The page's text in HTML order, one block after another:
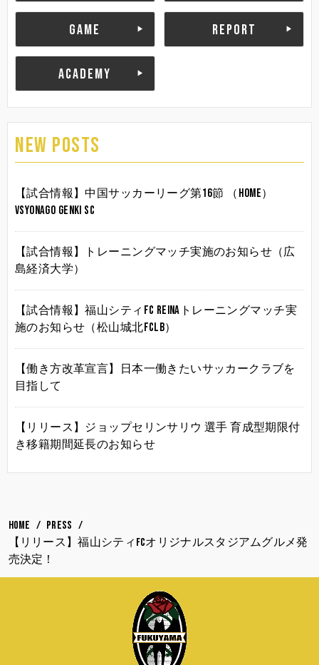
GAME REPORT
ACADEMY
NEW POSTS
【試合情報】中国サッカーリーグ第16節 （HOME）
vsYonago Genki SC
【試合情報】トレーニングマッチ実施のお知らせ（広
島経済大学）
【試合情報】福山シティFC Reinaトレーニングマッチ実
施のお知らせ（松山城北FCLB）
【働き方改革宣言】日本一働きたいサッカークラブを
目指して
【リリース】ジョップセリンサリウ 選手 育成型期限付
き移籍期間延長のお知らせ
HOME
PRESS
【リリース】福山シティFCオリジナルスタジアムグルメ発
売決定！